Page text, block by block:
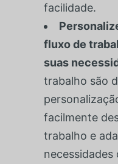
facilidade.
fluxo de
suas
trabalho são
facilmente
trabalho e